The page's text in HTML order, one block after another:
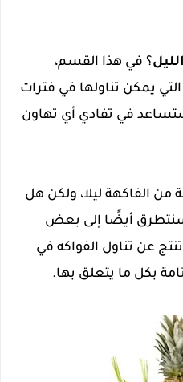
؟ في هذا القسم،
يمكن تناولها في فترات
في تفادي أي تهاون
الفاكهة ليلا، ولكن هل
سنتطرق أيضًا إلى بعض
عن تناول الفواكه في
بكل ما يتعلق بها.